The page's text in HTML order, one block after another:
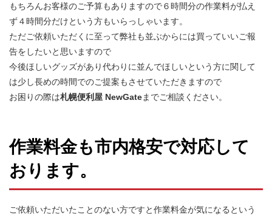
もちろんお客様のご予算もありますので６時間分の作業料が払え
ず４時間分だけという方もいらっしゃいます。
ただご依頼いただくに至って弊社も並ぶからには買っていいご報
告をしたいと思いますので
今後ほしいグッズがあり代わりに並んでほしいという方に関して
は少し長めの時間でのご提案もさせていただきますので
お困りの際は札幌便利屋 NewGateまでご相談ください。
作業料金も市内格安で対応して
おります。
ご依頼いただいたことのない方ですと作業料金が気になるという